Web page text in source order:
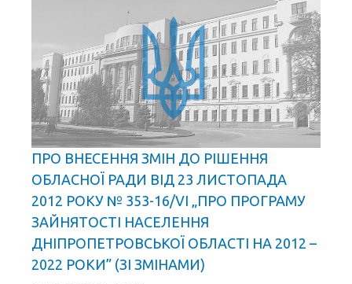
ПРО ВНЕСЕННЯ ЗМІН ДО РІШЕННЯ
ОБЛАСНОЇ РАДИ ВІД 23 ЛИСТОПАДА
2012 РОКУ № 353-16/VI „ПРО ПРОГРАМУ
ЗАЙНЯТОСТІ НАСЕЛЕННЯ
ДНІПРОПЕТРОВСЬКОЇ ОБЛАСТІ НА 2012 –
2022 РОКИ” (ЗІ ЗМІНАМИ)